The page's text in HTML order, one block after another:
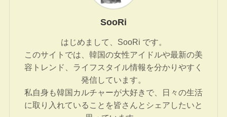
SooRi
はじめまして、SooRi です。
このサイトでは、韓国の女性アイドルや最新の美
容トレンド、ライフスタイル情報を分かりやすく
発信しています。
私自身も韓国カルチャーが大好きで、日々の生活
に取り入れていることを皆さんとシェアしたいと